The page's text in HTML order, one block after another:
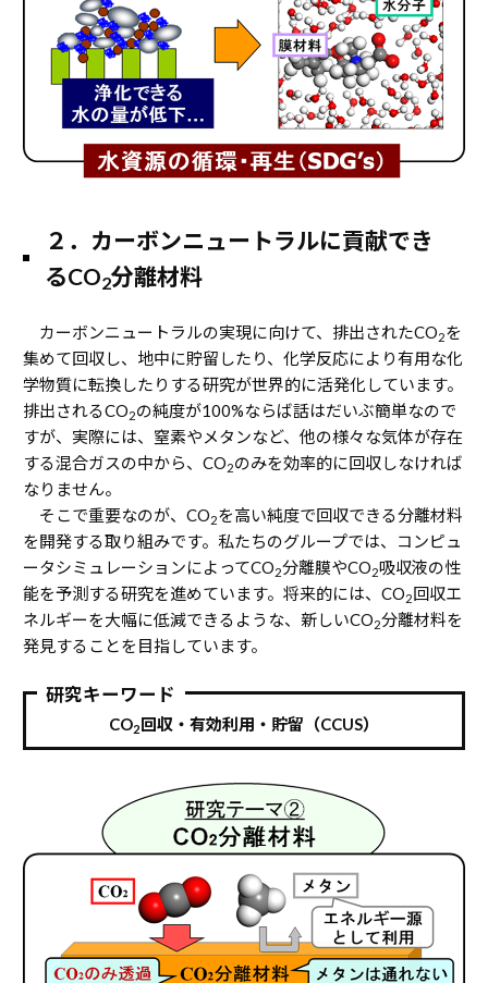
２．カーボンニュートラルに貢献でき
るCO2分離材料
カーボンニュートラルの実現に向けて、排出されたCO2を
集めて回収し、地中に貯留したり、化学反応により有用な化
学物質に転換したりする研究が世界的に活発化しています。
排出されるCO2の純度が100%ならば話はだいぶ簡単なので
すが、実際には、窒素やメタンなど、他の様々な気体が存在
する混合ガスの中から、CO2のみを効率的に回収しなければ
なりません。
そこで重要なのが、CO2を高い純度で回収できる分離材料
を開発する取り組みです。私たちのグループでは、コンピュ
ータシミュレーションによってCO2分離膜やCO2吸収液の性
能を予測する研究を進めています。将来的には、CO2 回収エ
ネルギーを大幅に低減できるような、新しいCO2分離材料を
発見することを目指しています。
研究キーワード
CO2 回収・有効利用・貯留（CCUS）